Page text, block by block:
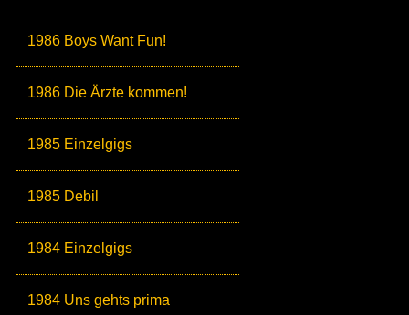
1986 Boys Want Fun!
1986 Die Ärzte kommen!
1985 Einzelgigs
1985 Debil
1984 Einzelgigs
1984 Uns gehts prima